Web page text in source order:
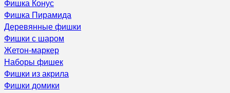
Фишка Конус
Фишка Пирамида
Деревянные фишки
Фишки с шаром
Жетон-маркер
Наборы фишек
Фишки из акрила
Фишки домики